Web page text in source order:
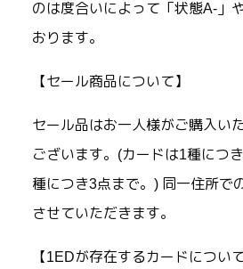
のは度合いによって「状態A-」
おります。
【セール商品について】
セール品はお一人様がご購入い
ございます。(カードは1種につ
種につき3点まで。) 同一住所で
させていただきます。
【1EDが存在するカードについて